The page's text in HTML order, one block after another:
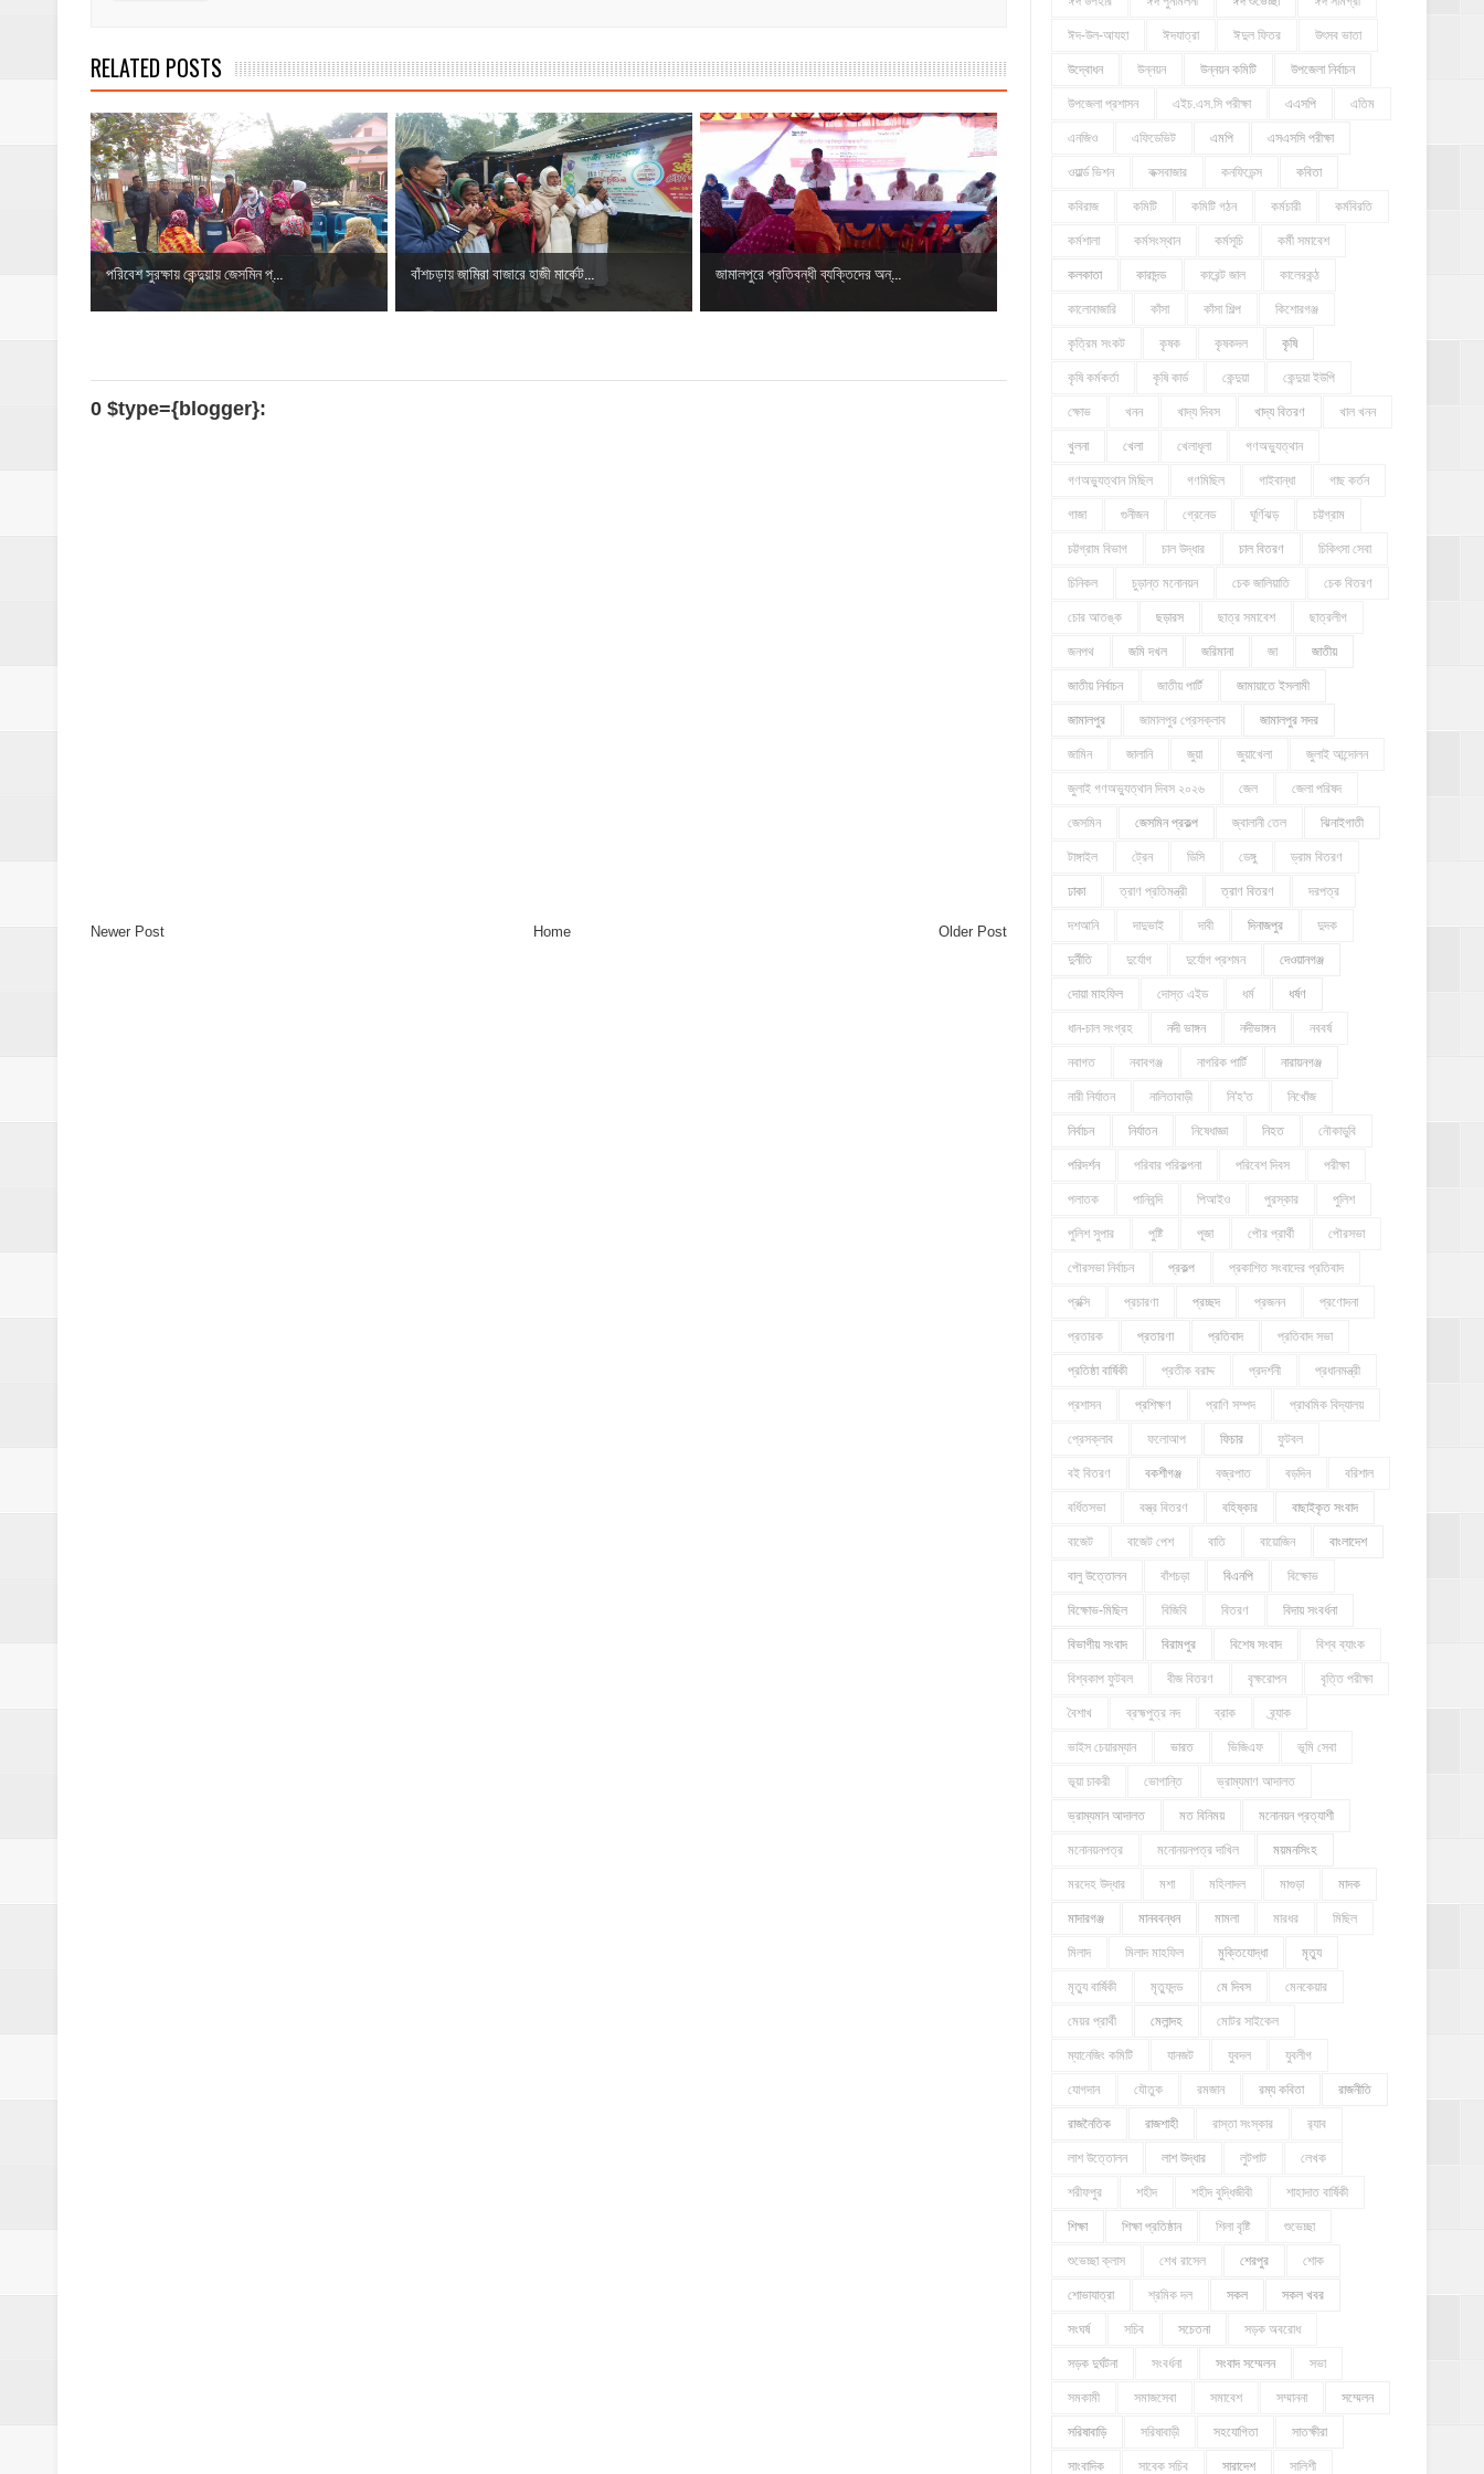
RELATED POSTS
পরিবেশ সুরক্ষায় কেন্দুয়ায় জেসমিন প্... বাঁশচড়ায় জামিরা বাজারে হাজী মার্কেট... জামালপুরে প্রতিবন্ধী ব্যক্তিদের অন্...
0 $type={blogger}:
Newer Post Older Post
Home
ঈদ-উল-আযহা ঈদযাত্রা ঈদুল ফিতর উৎসব ভাতা
উদ্বোধন উন্নয়ন উন্নয়ন কমিটি উপজেলা নির্বাচন
উপজেলা প্রশাসন এইচ.এস.সি পরীক্ষা এএসপি এতিম
এনজিও এফিডেভিট এমপি এসএসসি পরীক্ষা
ওয়ার্ল্ড ভিশন কক্সবাজার কনফিডেন্স কবিতা
কবিরাজ কমিটি কমিটি গঠন কর্মচারী কর্মবিরতি
কর্মশালা কর্মসংস্থান কর্মসূচি কর্মী সমাবেশ
কলকাতা কারাদন্ড কারেন্ট জাল কালেরকন্ঠ
কালোবাজারি কাঁসা কাঁসা শিল্প কিশোরগঞ্জ
কৃত্রিম সংকট কৃষক কৃষকদল কৃষি
কৃষি কর্মকর্তা কৃষি কার্ড কেন্দুয়া কেন্দুয়া ইউপি
ক্ষোভ খনন খাদ্য দিবস খাদ্য বিতরণ খাল খনন
খুলনা খেলা খেলাধূলা গণঅভ্যুত্থান
গণঅভ্যুত্থান মিছিল গণমিছিল গাইবান্ধা গাছ কর্তন
গাজা গুনীজন গ্রেনেড ঘূর্ণিঝড় চট্টগ্রাম
চট্টগ্রাম বিভাগ চাল উদ্ধার চাল বিতরণ চিকিৎসা সেবা
চিনিকল চুড়ান্ত মনোনয়ন চেক জালিয়াতি চেক বিতরণ
চোর আতঙ্ক ছড়ারস ছাত্র সমাবেশ ছাত্রলীগ
জনপথ জমি দখল জরিমানা জা জাতীয়
জাতীয় নির্বাচন জাতীয় পার্টি জামায়াতে ইসলামী
জামালপুর জামালপুর প্রেসক্লাব জামালপুর সদর
জামিন জালানি জুয়া জুয়াখেলা জুলাই আন্দোলন
জুলাই গণঅভ্যুত্থান দিবস ২০২৬ জেল জেলা পরিষদ
জেসমিন জেসমিন প্রকল্প জ্বালানী তেল ঝিনাইগাতী
টাঙ্গাইল ট্রেন ডিসি ডেঙ্গু ড্রাম বিতরণ
ঢাকা ত্রাণ প্রতিমন্ত্রী ত্রাণ বিতরণ দরপত্র
দশআনি দাদুভাই দাবী দিনাজপুর দুদক
দুর্নীতি দুর্যোগ দুর্যোগ প্রশমন দেওয়ানগঞ্জ
দোয়া মাহফিল দোস্ত এইড ধর্ম ধর্ষণ
ধান-চাল সংগ্রহ নদী ভাঙ্গন নদীভাঙ্গন নববর্ষ
নবাগত নবাবগঞ্জ নাগরিক পার্টি নারায়নগঞ্জ
নারী নির্যাতন নালিতাবাড়ী নি'হ'ত নিখোঁজ
নির্বাচন নির্যাতন নিষেধাজ্ঞা নিহত নৌকাডুবি
পরিদর্শন পরিবার পরিকল্পনা পরিবেশ দিবস পরীক্ষা
পলাতক পানিবন্দি পিআইও পুরস্কার পুলিশ
পুলিশ সুপার পুষ্টি পূজা পৌর প্রার্থী পৌরসভা
পৌরসভা নির্বাচন প্রকল্প প্রকাশিত সংবাদের প্রতিবাদ
প্রক্সি প্রচারণা প্রচ্ছদ প্রজনন প্রণোদনা
প্রতারক প্রতারণা প্রতিবাদ প্রতিবাদ সভা
প্রতিষ্ঠা বার্ষিকী প্রতীক বরাদ্দ প্রদর্শনী প্রধানমন্ত্রী
প্রশাসন প্রশিক্ষণ প্রাণি সম্পদ প্রাথমিক বিদ্যালয়
প্রেসক্লাব ফলোআপ ফিচার ফুটবল
বই বিতরণ বকশীগঞ্জ বজ্রপাত বড়দিন বরিশাল
বর্ধিতসভা বস্ত্র বিতরণ বহিষ্কার বাছাইকৃত সংবাদ
বাজেট বাজেট পেশ বাতি বায়োজিন বাংলাদেশ
বালু উত্তোলন বাঁশচড়া বিএনপি বিক্ষোভ
বিক্ষোভ-মিছিল বিজিবি বিতরণ বিদায় সংবর্ধনা
বিভাগীয় সংবাদ বিরামপুর বিশেষ সংবাদ বিশ্ব ব্যাংক
বিশ্বকাপ ফুটবল বীজ বিতরণ বৃক্ষরোপন বৃত্তি পরীক্ষা
বৈশাখ ব্রহ্মপুত্র নদ ব্রাক ব্র্যাক
ভাইস চেয়ারম্যান ভারত ভিজিএফ ভূমি সেবা
ভূয়া চাকরী ভোগান্তি ভ্রাম্যমাণ আদালত
ভ্রাম্যমান আদালত মত বিনিময় মনোনয়ন প্রত্যাশী
মনোনয়নপত্র মনোনয়নপত্র দাখিল ময়মনসিংহ
মরদেহ উদ্ধার মশা মহিলাদল মাগুড়া মাদক
মাদারগঞ্জ মানববন্ধন মামলা মারধর মিছিল
মিলাদ মিলাদ মাহফিল মুক্তিযোদ্ধা মৃত্যু
মৃত্যু বার্ষিকী মৃত্যুদন্ড মে দিবস মেনকেয়ার
মেয়র প্রার্থী মেলান্দহ মোটর সাইকেল
ম্যানেজিং কমিটি যানজট যুবদল যুবলীগ
যোগদান যৌতুক রমজান রম্য কবিতা রাজনীতি
রাজনৈতিক রাজশাহী রাস্তা সংস্কার র‍্যাব
লাশ উত্তোলন লাশ উদ্ধার লুটপাট লেখক
শরীফপুর শহীদ শহীদ বুদ্ধিজীবী শাহাদাত বার্ষিকী
শিক্ষা শিক্ষা প্রতিষ্ঠান শিলা বৃষ্টি শুভেচ্ছা
শুভেচ্ছা ক্লাস শেখ রাসেল শেরপুর শোক
শোভাযাত্রা শ্রমিক দল সকল সকল খবর
সংঘর্ষ সচিব সচেতনা সড়ক অবরোধ
সড়ক দুর্ঘটনা সংবর্ধনা সংবাদ সম্মেলন সভা
সমকামী সমাজসেবা সমাবেশ সম্মাননা সম্মেলন
সরিষাবাড়ি সরিষাবাড়ী সহযোগিতা সাতক্ষীরা
সাংবাদিক সাবেক সচিব সারাদেশ সালিশী